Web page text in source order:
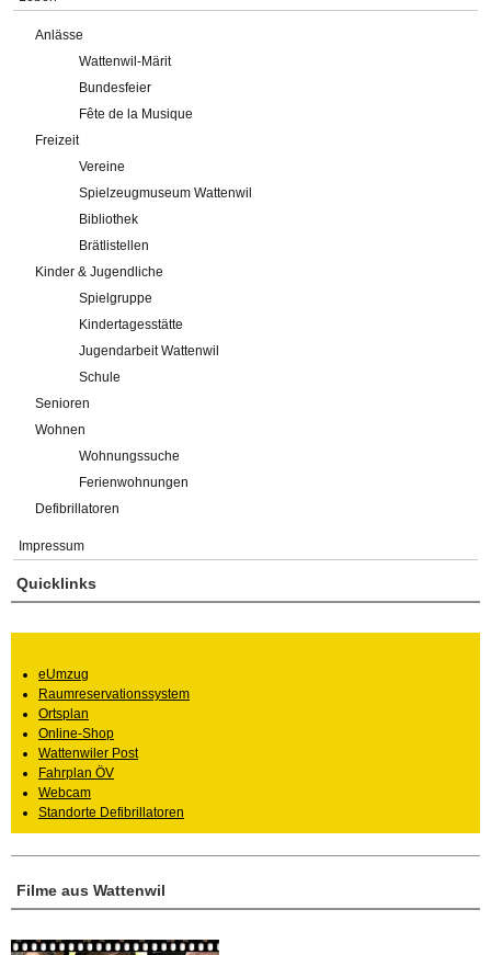
Anlässe
Wattenwil-Märit
Bundesfeier
Fête de la Musique
Freizeit
Vereine
Spielzeugmuseum Wattenwil
Bibliothek
Brätlistellen
Kinder & Jugendliche
Spielgruppe
Kindertagesstätte
Jugendarbeit Wattenwil
Schule
Senioren
Wohnen
Wohnungssuche
Ferienwohnungen
Defibrillatoren
Impressum
Filme aus Wattenwil
Quicklinks
eUmzug
Raumreservationssystem
Ortsplan
Online-Shop
Wattenwiler Post
Fahrplan ÖV
Webcam
Standorte Defibrillatoren